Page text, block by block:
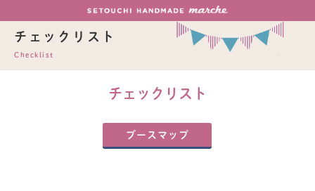
チェックリスト
Checklist
チェックリスト
ブースマップ